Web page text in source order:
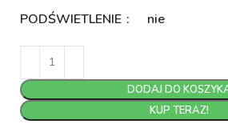
PODŚWIETLENIE
nie
DODAJ DO
KUP TERAZ!